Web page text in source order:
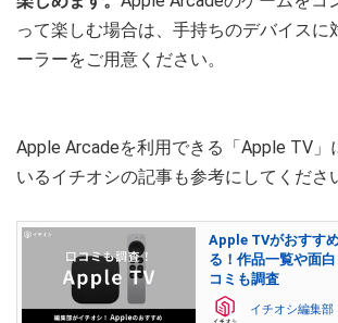
って楽しむ場合は、手持ちのデバイスに
ーラーをご用意ください。
Apple Arcadeを利用できる「Apple TV」
いるイチオシの記事も参考にしてくださ
Apple TVがおすす
る！作品一覧や面
コミも調査
イチオシ編集部